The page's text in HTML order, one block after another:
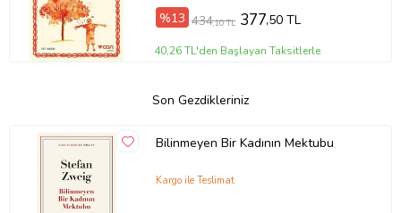
%13 434,10 TL 377,50 TL
40,26 TL'den Başlayan Taksitlerle
Son Gezdikleriniz
Bilinmeyen Bir Kadının Mektubu
Kargo ile Teslimat